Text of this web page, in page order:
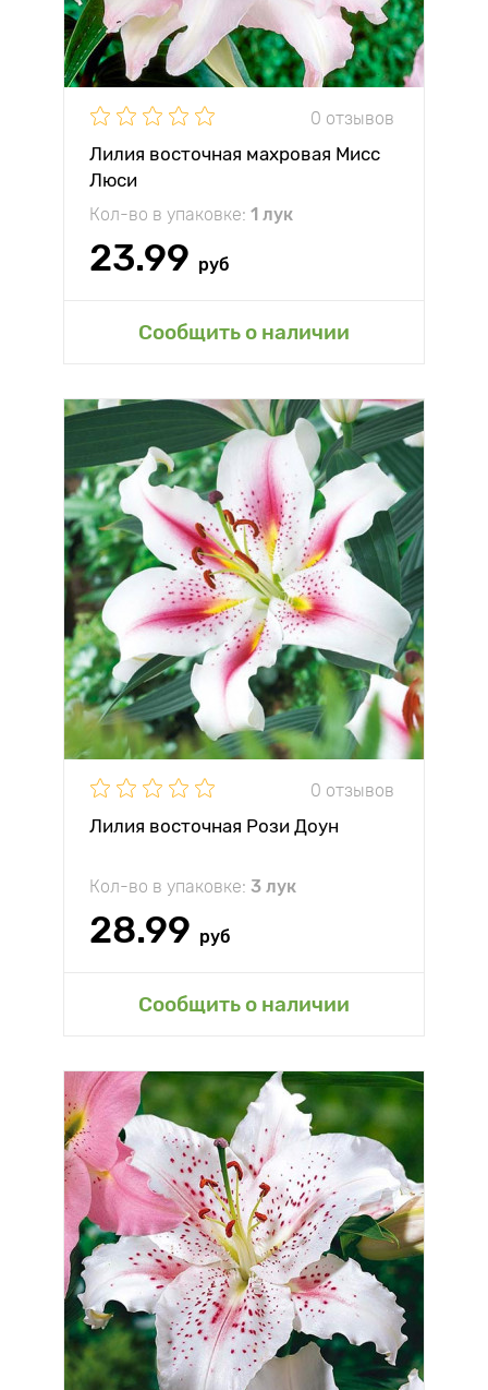
0 отзывов
Лилия восточная махровая Мисс
Люси
Кол-во в упаковке: 1 лук
23.99 руб
Сообщить о наличии
0 отзывов
Лилия восточная Рози Доун
Кол-во в упаковке: 3 лук
28.99 руб
Сообщить о наличии